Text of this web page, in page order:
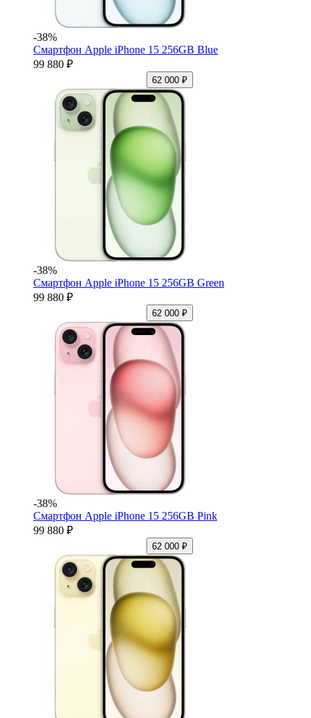
-38%
Смартфон Apple iPhone 15 256GB Blue
99 880 ₽
62 000 ₽
-38%
Смартфон Apple iPhone 15 256GB Green
99 880 ₽
62 000 ₽
-38%
Смартфон Apple iPhone 15 256GB Pink
99 880 ₽
62 000 ₽